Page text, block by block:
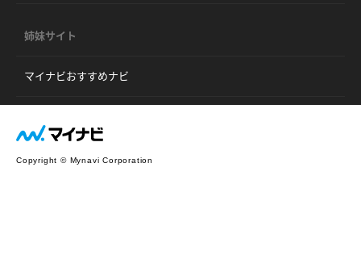
姉妹サイト
マイナビおすすめナビ
Copyright © Mynavi Corporation